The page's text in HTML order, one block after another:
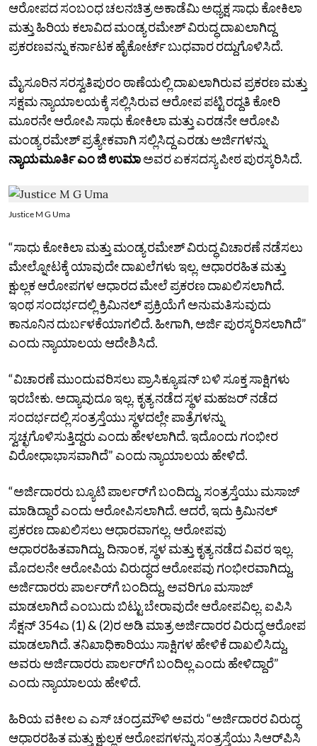
ಆರೋಪದ ಸಂಬಂಧ ಚಲನಚಿತ್ರ ಅಕಾಡೆಮಿ ಅಧ್ಯಕ್ಷ ಸಾಧು ಕೋಕಿಲಾ
ಮತ್ತು ಹಿರಿಯ ಕಲಾವಿದ ಮಂಡ್ಯ ರಮೇಶ್‌ ವಿರುದ್ಧ ದಾಖಲಾಗಿದ್ದ
ಪ್ರಕರಣವನ್ನು ಕರ್ನಾಟಕ ಹೈಕೋರ್ಟ್‌ ಬುಧವಾರ ರದ್ದುಗೊಳಿಸಿದೆ.
ಮೈಸೂರಿನ ಸರಸ್ವತಿಪುರಂ ಠಾಣೆಯಲ್ಲಿ ದಾಖಲಾಗಿರುವ ಪ್ರಕರಣ ಮತ್ತು
ಸಕ್ಷಮ ನ್ಯಾಯಾಲಯಕ್ಕೆ ಸಲ್ಲಿಸಿರುವ ಆರೋಪ ಪಟ್ಟಿ ರದ್ದತಿ ಕೋರಿ
ಮೂರನೇ ಆರೋಪಿ ಸಾಧು ಕೋಕಿಲಾ ಮತ್ತು ಎರಡನೇ ಆರೋಪಿ
ಮಂಡ್ಯ ರಮೇಶ್‌ ಪ್ರತ್ಯೇಕವಾಗಿ ಸಲ್ಲಿಸಿದ್ದ ಎರಡು ಅರ್ಜಿಗಳನ್ನು
ನ್ಯಾಯಮೂರ್ತಿ ಎಂ ಜಿ ಉಮಾಅವರ ಏಕಸದಸ್ಯ ಪೀಠ ಪುರಸ್ಕರಿಸಿದೆ.
Justice M G Uma
“ಸಾಧು ಕೋಕಿಲಾ ಮತ್ತು ಮಂಡ್ಯ ರಮೇಶ್‌ ವಿರುದ್ಧ ವಿಚಾರಣೆ ನಡೆಸಲು
ಮೇಲ್ನೋಟಕ್ಕೆ ಯಾವುದೇ ದಾಖಲೆಗಳು ಇಲ್ಲ. ಆಧಾರರಹಿತ ಮತ್ತು
ಕ್ಷುಲ್ಲಕ ಆರೋಪಗಳ ಆಧಾರದ ಮೇಲೆ ಪ್ರಕರಣ ದಾಖಲಿಸಲಾಗಿದೆ.
ಇಂಥ ಸಂದರ್ಭದಲ್ಲಿ ಕ್ರಿಮಿನಲ್‌ ಪ್ರಕ್ರಿಯೆಗೆ ಅನುಮತಿಸುವುದು
ಕಾನೂನಿನ ದುರ್ಬಳಕೆಯಾಗಲಿದೆ. ಹೀಗಾಗಿ, ಅರ್ಜಿ ಪುರಸ್ಕರಿಸಲಾಗಿದೆ”
ಎಂದು ನ್ಯಾಯಾಲಯ ಆದೇಶಿಸಿದೆ.
“ವಿಚಾರಣೆ ಮುಂದುವರಿಸಲು ಪ್ರಾಸಿಕ್ಯೂಷನ್‌ ಬಳಿ ಸೂಕ್ತ ಸಾಕ್ಷಿಗಳು
ಇರಬೇಕು. ಅದ್ಯಾವುದೂ ಇಲ್ಲ. ಕೃತ್ಯ ನಡೆದ ಸ್ಥಳ ಮಹಜರ್‌ ನಡೆದ
ಸಂದರ್ಭದಲ್ಲಿ ಸಂತ್ರಸ್ತೆಯು ಸ್ಥಳದಲ್ಲೇ ಪಾತ್ರೆಗಳನ್ನು
ಸ್ವಚ್ಛಗೊಳಿಸುತ್ತಿದ್ದರು ಎಂದು ಹೇಳಲಾಗಿದೆ. ಇದೊಂದು ಗಂಭೀರ
ವಿರೋಧಾಭಾಸವಾಗಿದೆ” ಎಂದು ನ್ಯಾಯಾಲಯ ಹೇಳಿದೆ.
“ಅರ್ಜಿದಾರರು ಬ್ಯೂಟಿ ಪಾರ್ಲರ್‌ಗೆ ಬಂದಿದ್ದು, ಸಂತ್ರಸ್ತೆಯು ಮಸಾಜ್‌
ಮಾಡಿದ್ದಾರೆ ಎಂದು ಆರೋಪಿಸಲಾಗಿದೆ. ಆದರೆ, ಇದು ಕ್ರಿಮಿನಲ್‌
ಪ್ರಕರಣ ದಾಖಲಿಸಲು ಆಧಾರವಾಗಲ್ಲ. ಆರೋಪವು
ಆಧಾರರಹಿತವಾಗಿದ್ದು, ದಿನಾಂಕ, ಸ್ಥಳ ಮತ್ತು ಕೃತ್ಯ ನಡೆದ ವಿವರ ಇಲ್ಲ.
ಮೊದಲನೇ ಆರೋಪಿಯ ವಿರುದ್ಧದ ಆರೋಪವು ಗಂಭೀರವಾಗಿದ್ದು,
ಅರ್ಜಿದಾರರು ಪಾರ್ಲರ್‌ಗೆ ಬಂದಿದ್ದು, ಅವರಿಗೂ ಮಸಾಜ್‌
ಮಾಡಲಾಗಿದೆ ಎಂಬುದು ಬಿಟ್ಟು ಬೇರಾವುದೇ ಆರೋಪವಿಲ್ಲ. ಐಪಿಸಿ
ಸೆಕ್ಷನ್‌ 354ಎ (1) & (2)ರ ಅಡಿ ಮಾತ್ರ ಅರ್ಜಿದಾರರ ವಿರುದ್ಧ ಆರೋಪ
ಮಾಡಲಾಗಿದೆ. ತನಿಖಾಧಿಕಾರಿಯು ಸಾಕ್ಷಿಗಳ ಹೇಳಿಕೆ ದಾಖಲಿಸಿದ್ದು,
ಅವರು ಅರ್ಜಿದಾರರು ಪಾರ್ಲರ್‌ಗೆ ಬಂದಿಲ್ಲ ಎಂದು ಹೇಳಿದ್ದಾರೆ”
ಎಂದು ನ್ಯಾಯಾಲಯ ಹೇಳಿದೆ.
ಹಿರಿಯ ವಕೀಲ ಎ ಎಸ್‌ ಚಂದ್ರಮೌಳಿ ಅವರು “ಅರ್ಜಿದಾರರ ವಿರುದ್ಧ
ಆಧಾರರಹಿತ ಮತ್ತು ಕ್ಷುಲ್ಲಕ ಆರೋಪಗಳನ್ನು ಸಂತ್ರಸ್ತೆಯು ಸಿಆರ್‌ಪಿಸಿ